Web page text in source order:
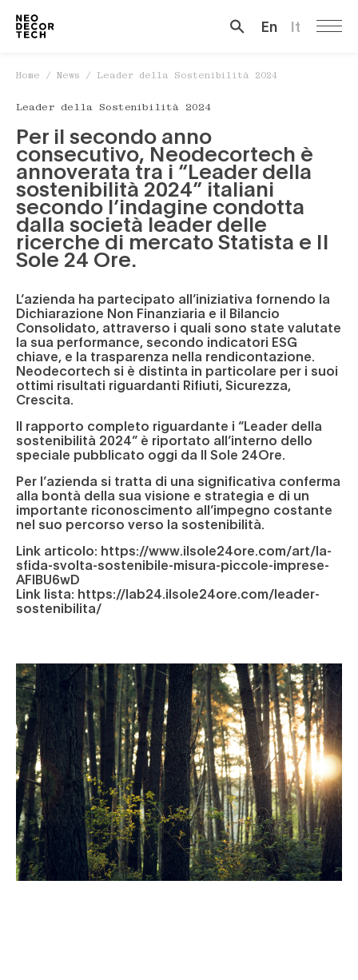
En It
Home / News / Leader della Sostenibilità 2024
Leader della Sostenibilità 2024
Per il secondo anno
consecutivo, Neodecortech è
annoverata tra i “Leader della
sostenibilità 2024” italiani
secondo l’indagine condotta
dalla società leader delle
ricerche di mercato Statista e Il
Sole 24 Ore.
L’azienda ha partecipato all’iniziativa fornendo la
Dichiarazione Non Finanziaria e il Bilancio
Consolidato, attraverso i quali sono state valutate
la sua performance, secondo indicatori ESG
chiave, e la trasparenza nella rendicontazione.
Neodecortech si è distinta in particolare per i suoi
ottimi risultati riguardanti Rifiuti, Sicurezza,
Crescita.
Il rapporto completo riguardante i “Leader della
sostenibilità 2024” è riportato all’interno dello
speciale pubblicato oggi da Il Sole 24Ore.
Per l’azienda si tratta di una significativa conferma
alla bontà della sua visione e strategia e di un
importante riconoscimento all’impegno costante
nel suo percorso verso la sostenibilità.
Link articolo: https://www.ilsole24ore.com/art/la-
sfida-svolta-sostenibile-misura-piccole-imprese-
AFlBU6wD
Link lista: https://lab24.ilsole24ore.com/leader-
sostenibilita/